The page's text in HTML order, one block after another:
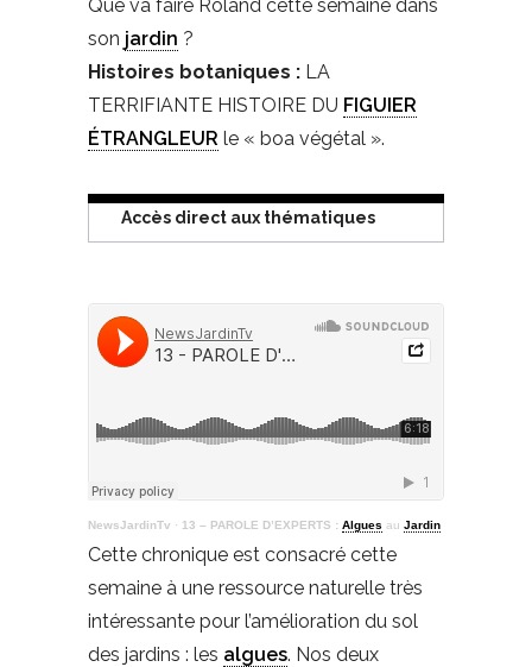
Que va faire Roland cette semaine dans
son jardin ?
Histoires botaniques : LA
TERRIFIANTE HISTOIRE DU FIGUIER
ÉTRANGLEUR le « boa végétal ».
Accès direct aux thématiques
NewsJardinTv · 13 – PAROLE D’EXPERTS : Algues au Jardin
Cette chronique est consacré cette
semaine à une ressource naturelle très
intéressante pour l’amélioration du sol
des jardins : les algues. Nos deux